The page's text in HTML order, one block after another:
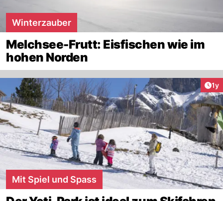
Winterzauber
Melchsee-Frutt: Eisfischen wie im
hohen Norden
1y
Mit Spiel und Spass